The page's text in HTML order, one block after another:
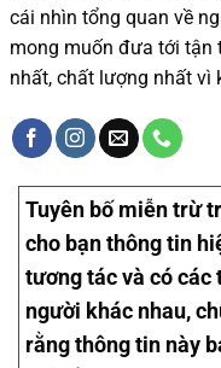
cái nhìn tổng quan về
mong muốn đưa tới tận
nhất, chất lượng nhất vì
Tuyên bố miễn trừ
cho bạn thông tin
tương tác và có các
người khác nhau,
rằng thông tin này